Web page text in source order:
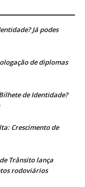
Já podes
de diplomas
de Identidade?
Crescimento de
Trânsito lança
rodoviários